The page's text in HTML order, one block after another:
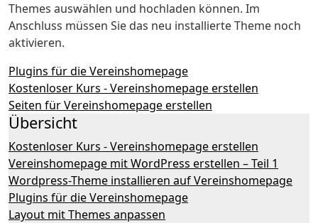
Themes auswählen und hochladen können. Im
Anschluss müssen Sie das neu installierte Theme noch
aktivieren.
Plugins für die Vereinshomepage
Kostenloser Kurs - Vereinshomepage erstellen
Seiten für Vereinshomepage erstellen
Übersicht
Kostenloser Kurs - Vereinshomepage erstellen
Vereinshomepage mit WordPress erstellen – Teil 1
Wordpress-Theme installieren auf Vereinshomepage
Plugins für die Vereinshomepage
Layout mit Themes anpassen